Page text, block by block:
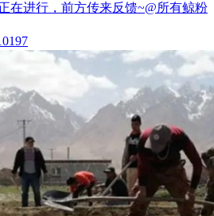
在进行，前方传来反馈~@所有鲸粉